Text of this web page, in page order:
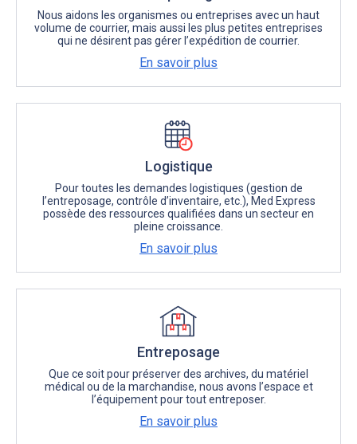
Nous aidons les organismes ou entreprises avec un haut
volume de courrier, mais aussi les plus petites entreprises
qui ne désirent pas gérer l’expédition de courrier.
En savoir plus
Logistique
Pour toutes les demandes logistiques (gestion de
l’entreposage, contrôle d’inventaire, etc.), Med Express
possède des ressources qualifiées dans un secteur en
pleine croissance.
En savoir plus
Entreposage
Que ce soit pour préserver des archives, du matériel
médical ou de la marchandise, nous avons l’espace et
l’équipement pour tout entreposer.
En savoir plus